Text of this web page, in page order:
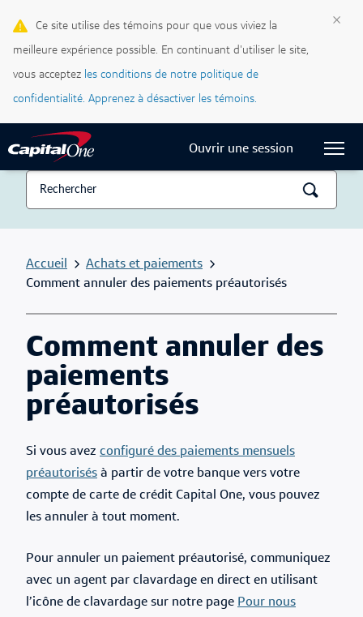
Accueil
Achats et paiements
Comment annuler des paiements préautorisés
Comment annuler des
paiements
préautorisés
Si vous avez configuré des paiements mensuels
préautorisés à partir de votre banque vers votre
compte de carte de crédit Capital One, vous pouvez
les annuler à tout moment.
Pour annuler un paiement préautorisé, communiquez
avec un agent par clavardage en direct en utilisant
l’icône de clavardage sur notre page Pour nous
Ce site utilise des témoins pour que vous viviez la
meilleure expérience possible. En continuant d'utiliser le site,
vous acceptez les conditions de notre politique de
confidentialité. Apprenez à désactiver les témoins.
×
Blogue Ma vie, mon crédit
Centre d’assistance
Current Locale:
Français (Canada)
Ouvrir une session